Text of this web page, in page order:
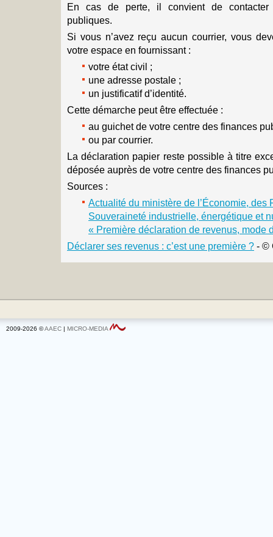
En cas de perte, il convient de contacter
publiques.
Si vous n’avez reçu aucun courrier, vous
votre espace en fournissant :
votre état civil ;
une adresse postale ;
un justificatif d’identité.
Cette démarche peut être effectuée :
au guichet de votre centre des finances
ou par courrier.
La déclaration papier reste possible à titre
déposée auprès de votre centre des finances
Sources :
Actualité du ministère de l’Économie, des
Souveraineté industrielle, énergétique et
« Première déclaration de revenus, mode
Déclarer ses revenus : c’est une première ? - ©
2009-2026 ©AAEC | MICRO-MEDIA